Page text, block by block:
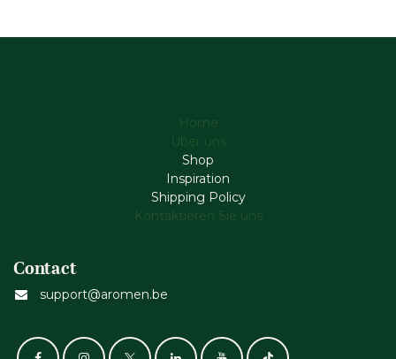
Home
Über uns
Shop
Inspiration
Shipping Policy
Kontaktieren Sie uns
Contact
support@aromen.be